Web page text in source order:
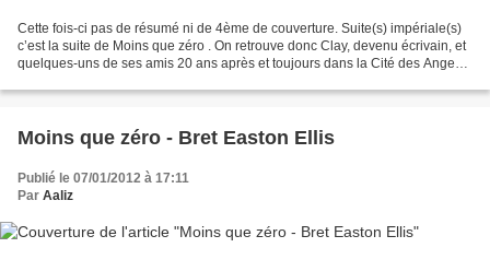
Cette fois-ci pas de résumé ni de 4ème de couverture. Suite(s) impériale(s)
c’est la suite de Moins que zéro . On retrouve donc Clay, devenu écrivain, et
quelques-uns de ses amis 20 ans après et toujours dans la Cité des Anges.
Moins que zéro - Bret Easton Ellis
Publié le 07/01/2012 à 17:11
Par Aaliz